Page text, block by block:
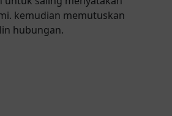
kemudian memutuskan
hubungan.